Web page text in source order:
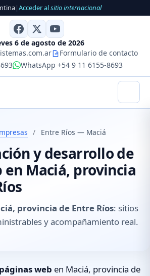
|Acceder alsitio internacional
6 de agosto de 2026
Formulario de contacto
WhatsApp +54 9 11 6155-8693
/ Entre Ríos — Maciá
y desarrollo de
Maciá, provincia
provincia de Entre Ríos: sitios
y acompañamiento real.
web en Maciá, provincia de